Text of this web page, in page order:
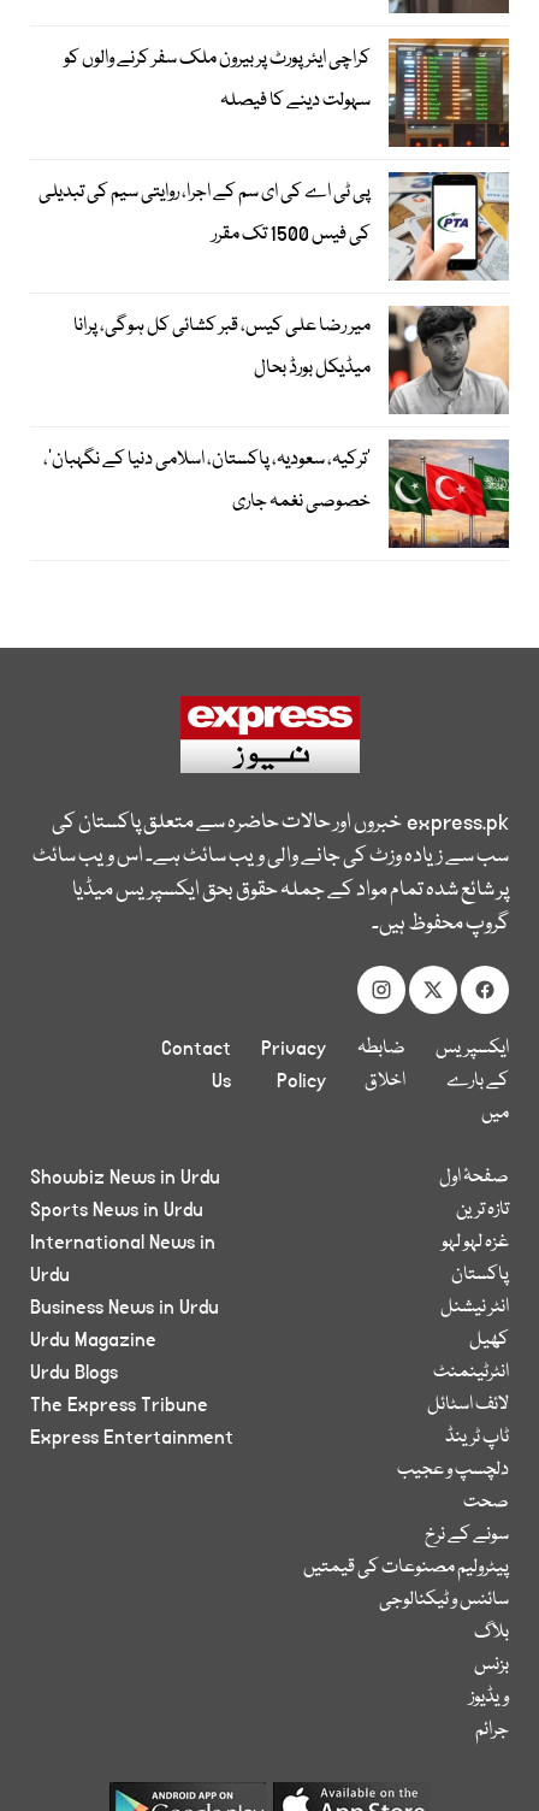
کراچی ایئرپورٹ پر بیرون ملک سفر کرنے والوں کو
سہولت دینے کا فیصلہ
پی ٹی اے کی ای سم کے اجرا، روایتی سیم کی تبدیلی
کی فیس 1500 تک مقرر
میر رضا علی کیس، قبر کشائی کل ہوگی، پرانا
میڈیکل بورڈ بحال
‘ترکیہ، سعودیہ، پاکستان، اسلامی دنیا کے نگہبان’،
خصوصی نغمہ جاری
express.pkخبروں اور حالات حاضرہ سے متعلق پاکستان کی
سب سے زیادہ وزٹ کی جانے والی ویب سائٹ ہے۔ اس ویب سائٹ
پر شائع شدہ تمام مواد کے جملہ حقوق بحق ایکسپریس میڈیا
گروپ محفوظ ہیں۔
ایکسپریس
کے بارے
میں
ضابطہ
اخلاق
Privacy
Policy
Contact
Us
صفحۂ اول
تازہ ترین
غزہ لہو لہو
پاکستان
انٹر نیشنل
کھیل
انٹرٹینمنٹ
لائف اسٹائل
ٹاپ ٹرینڈ
دلچسپ و عجیب
صحت
سونے کے نرخ
پیٹرولیم مصنوعات کی قیمتیں
سائنس و ٹیکنالوجی
بلاگ
بزنس
ویڈیوز
جرائم
Showbiz News in Urdu
Sports News in Urdu
International News in
Urdu
Business News in Urdu
Urdu Magazine
Urdu Blogs
The Express Tribune
Express Entertainment